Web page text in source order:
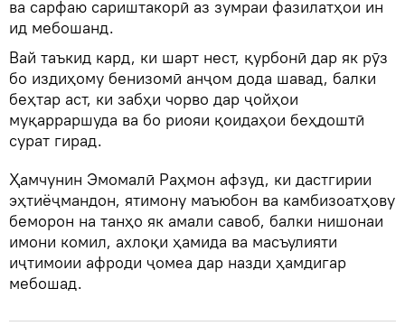
ва сарфаю сариштакорӣ аз зумраи фазилатҳои ин
ид мебошанд.
Вай таъкид кард, ки шарт нест, қурбонӣ дар як рӯз
бо издиҳому бенизомӣ анҷом дода шавад, балки
беҳтар аст, ки забҳи чорво дар ҷойҳои
муқарраршуда ва бо риояи қоидаҳои беҳдоштӣ
сурат гирад.
Ҳамчунин Эмомалӣ Раҳмон афзуд, ки дастгирии
эҳтиёҷмандон, ятимону маъюбон ва камбизоатҳову
беморон на танҳо як амали савоб, балки нишонаи
имони комил, ахлоқи ҳамида ва масъулияти
иҷтимоии афроди ҷомеа дар назди ҳамдигар
мебошад.